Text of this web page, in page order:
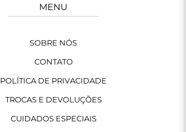
MENU
SOBRE NÓS
CONTATO
POLÍTICA DE PRIVACIDADE
TROCAS E DEVOLUÇÕES
CUIDADOS ESPECIAIS